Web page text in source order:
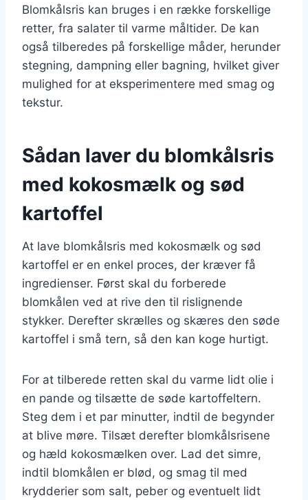
Blomkålsris kan bruges i en række forskellige
retter, fra salater til varme måltider. De kan
også tilberedes på forskellige måder, herunder
stegning, dampning eller bagning, hvilket giver
mulighed for at eksperimentere med smag og
tekstur.
Sådan laver du blomkålsris
med kokosmælk og sød
kartoffel
At lave blomkålsris med kokosmælk og sød
kartoffel er en enkel proces, der kræver få
ingredienser. Først skal du forberede
blomkålen ved at rive den til rislignende
stykker. Derefter skrælles og skæres den søde
kartoffel i små tern, så den kan koge hurtigt.
For at tilberede retten skal du varme lidt olie i
en pande og tilsætte de søde kartoffeltern.
Steg dem i et par minutter, indtil de begynder
at blive møre. Tilsæt derefter blomkålsrisene
og hæld kokosmælken over. Lad det simre,
indtil blomkålen er blød, og smag til med
krydderier som salt, peber og eventuelt lidt